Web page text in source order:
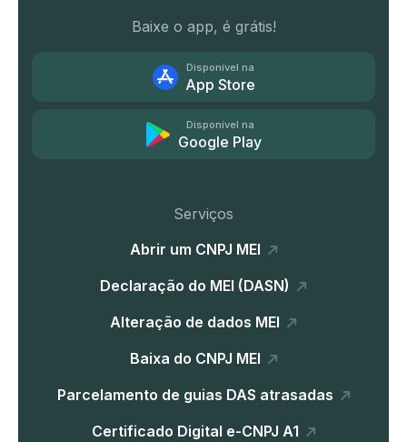
Baixe o app, é grátis!
Disponível na
App Store
Disponível na
Google Play
Serviços
Abrir um CNPJ MEI
Declaração do MEI (DASN)
Alteração de dados MEI
Baixa do CNPJ MEI
Parcelamento de guias DAS atrasadas
Certificado Digital e-CNPJ A1